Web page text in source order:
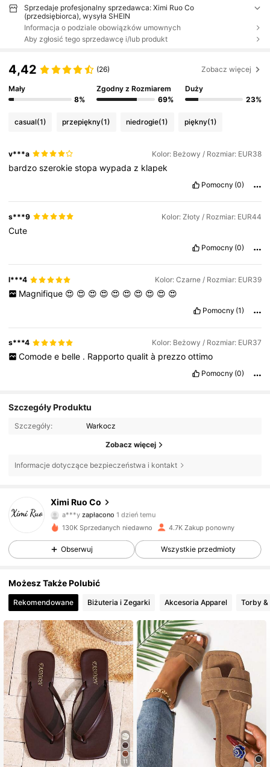
Sprzedaje profesjonalny sprzedawca: Ximi Ruo Co
(przedsiębiorca), wysyła SHEIN
Informacja o podziale obowiązków umownych
Aby zgłosić tego sprzedawcę i/lub produkt
4,42 (26) Zobacz więcej
Mały
8%
Zgodny z Rozmiarem
69%
Duży
23%
casual(1) przepiękny(1) niedrogie(1) piękny(1)
v***a Kolor: Beżowy / Rozmiar: EUR38
bardzoszerokiestopawypada z klapek
Pomocny (0)
s***9 Kolor: Złoty / Rozmiar: EUR44
Cute
Pomocny (0)
l***4 Kolor: Czarne / Rozmiar: EUR39
Magnifique 😍 😍 😍 😍 😍 😍 😍 😍 😍 😍
Pomocny (1)
s***4 Kolor: Beżowy / Rozmiar: EUR37
Comode e belle . Rapporto qualit à prezzo ottimo
Pomocny (0)
Szczegóły Produktu
Szczegóły: Warkocz
Zobacz więcej
Informacje dotyczące bezpieczeństwa i kontakt
Ximi Ruo Co
4,71
1.3K Obserwujący
a***yzapłacono 1 dzień temu
4,71 1.3K Obserwujący
4,71 1.3K Obserwujący
4,71 1.3K Obserwujący
4,71 1.3K Obserwujący
4,71 1.3K Obserwujący
4,71 1.3K Obserwujący
130K Sprzedanych niedawno 4.7K Zakup ponowny
Obserwuj Wszystkie przedmioty
Możesz Także Polubić
Rekomendowane Biżuteria i Zegarki Akcesoria Apparel Torby &
11